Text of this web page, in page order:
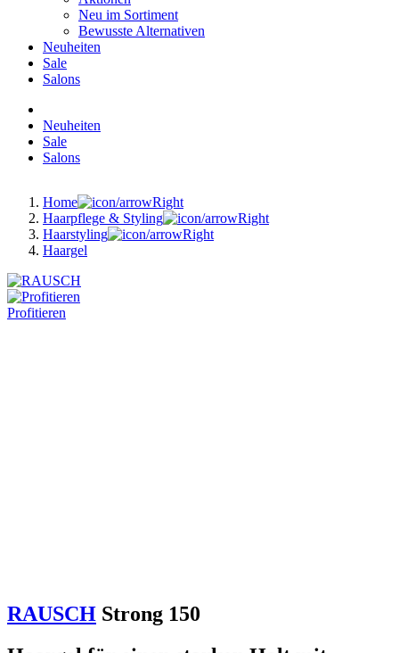
Neu im Sortiment
Bewusste Alternativen
Neuheiten
Sale
Salons
Neuheiten
Sale
Salons
Home
Haarpflege & Styling
Haarstyling
Haargel
Profitieren
RAUSCH Strong 150